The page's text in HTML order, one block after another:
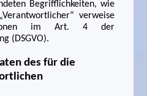
Begrifflichkeiten, wie
verweise
im Art. 4 der
(DSGVO).
des für die